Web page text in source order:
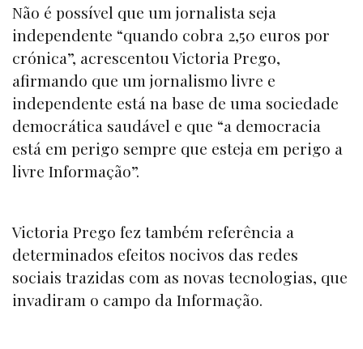
Não é possível que um jornalista seja
independente “quando cobra 2,50 euros por
crónica”, acrescentou Victoria Prego,
afirmando que um jornalismo livre e
independente está na base de uma sociedade
democrática saudável e que “a democracia
está em perigo sempre que esteja em perigo a
livre Informação”.
Victoria Prego fez também referência a
determinados efeitos nocivos das redes
sociais trazidas com as novas tecnologias, que
invadiram o campo da Informação.